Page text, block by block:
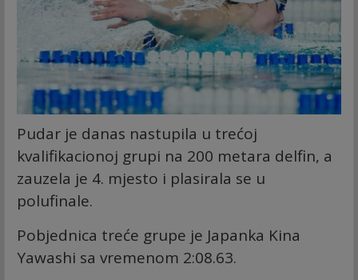
Pudar je danas nastupila u trećoj
kvalifikacionoj grupi na 200 metara delfin, a
zauzela je 4. mjesto i plasirala se u
polufinale.
Pobjednica treće grupe je Japanka Kina
Yawashi sa vremenom 2:08.63.